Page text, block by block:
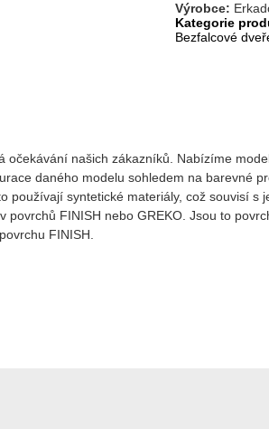
Výrobce:
Kategorie
Bezfalcové
našich zákazníků. Nabízíme
daného modelu sohledem na barevné
syntetické materiály, což souvisí
FINISH nebo GREKO. Jsou to
FINISH.